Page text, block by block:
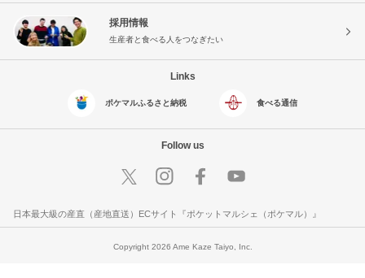
採用情報
生産者と食べる人をつなぎたい
Links
ポケマルふるさと納税 食べる通信
Follow us
日本最大級の産直（産地直送）ECサイト『ポケットマルシェ（ポケマル）』
Copyright 2026 Ame Kaze Taiyo, Inc.